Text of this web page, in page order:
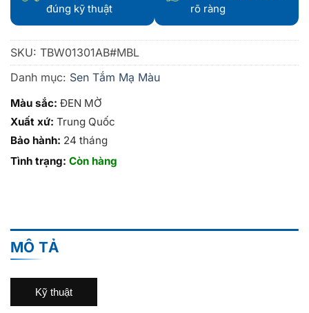
đúng kỹ thuật
rõ ràng
SKU: TBW01301AB#MBL
Danh mục: Sen Tắm Mạ Màu
Màu sắc: ĐEN MỜ
Xuất xứ: Trung Quốc
Bảo hành: 24 tháng
Tình trạng: Còn hàng
MÔ TẢ
Kỹ thuật